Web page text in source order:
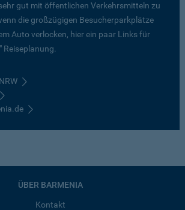
gut mit öffentlichen Verkehrsmitteln zu
die großzügigen Besucherparkplätze
Auto verlocken, hier ein paar Links für
Reiseplanung.
ÜBER BARMENIA
Kontakt